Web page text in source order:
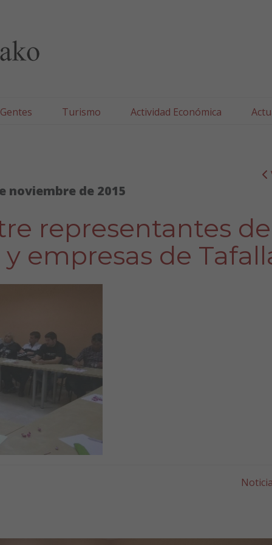
Turismo Actividad Económica
noviembre de 2015
representantes
empresas de